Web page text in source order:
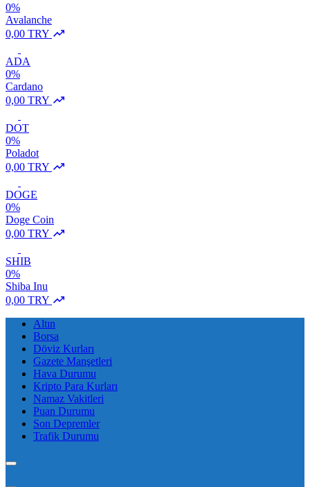
0%
Avalanche
0,00 TRY
ADA
0%
Cardano
0,00 TRY
DOT
0%
Poladot
0,00 TRY
DOGE
0%
Doge Coin
0,00 TRY
SHIB
0%
Shiba Inu
0,00 TRY
Altın
Borsa
Döviz Kurları
Gazete Manşetleri
Hava Durumu
Kripto Para Kurları
Namaz Vakitleri
Puan Durumu
Son Depremler
Trafik Durumu